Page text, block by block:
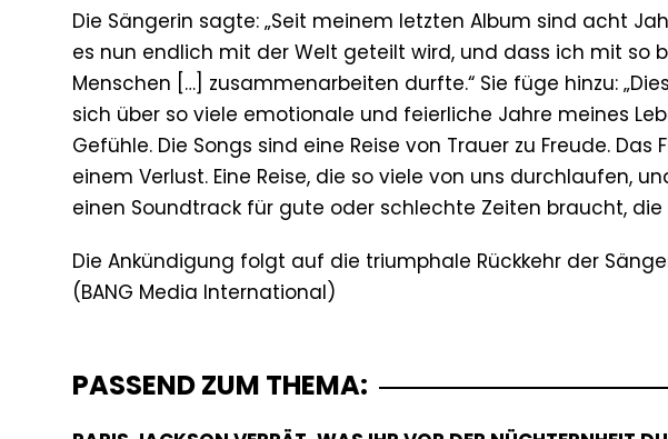
Die Sängerin sagte: „Seit meinem letzten Album sind acht
es nun endlich mit der Welt geteilt wird, und dass ich mit so
Menschen […] zusammenarbeiten durfte.“ Sie füge hinzu:
sich über so viele emotionale und feierliche Jahre meines
Gefühle. Die Songs sind eine Reise von Trauer zu Freude.
einem Verlust. Eine Reise, die so viele von uns durchlaufen,
einen Soundtrack für gute oder schlechte Zeiten braucht, die
Die Ankündigung folgt auf die triumphale Rückkehr der
PASSEND ZUM THEMA: